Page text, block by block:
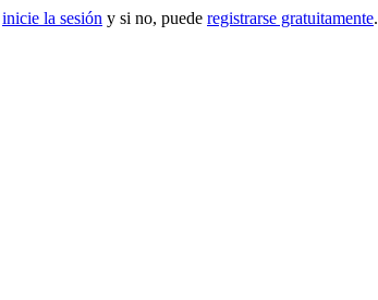
inicie la sesión y si no, puede registrarse gratuitamente.